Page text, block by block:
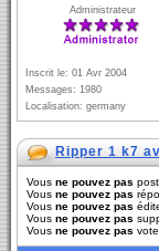
Administrateur
Inscrit le: 01 Avr 2004
Messages: 1980
Localisation: germany
Ripper 1 k7
Vous ne pouvez pas
Vous ne pouvez pas
Vous ne pouvez pas
Vous ne pouvez pas
Vous ne pouvez pas